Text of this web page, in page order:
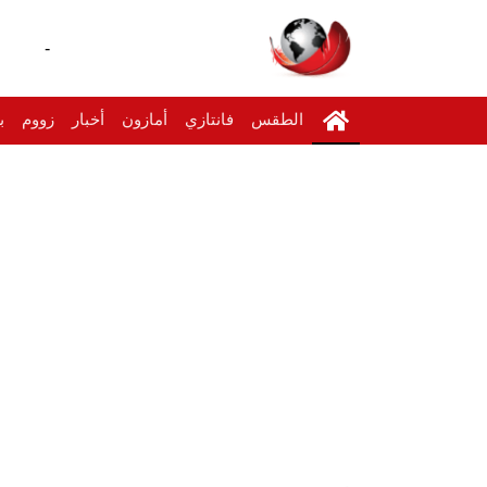
-
الطقس فانتازي أمازون أخبار زووم